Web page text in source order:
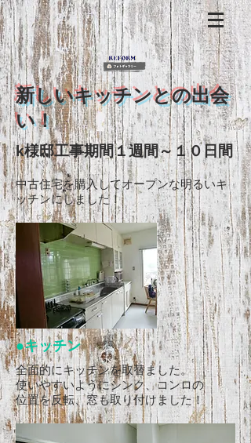
​新しいキッチンとの出会
い！
​k様邸工事期間１週間～１０日間
中古住宅を購入してオープンな明るいキ
ッチンにしました！
​●キッチン
全面的にキッチンを取替ました。
使いやすいようにシンク、コンロの
位置を反転、窓も取り付けました！